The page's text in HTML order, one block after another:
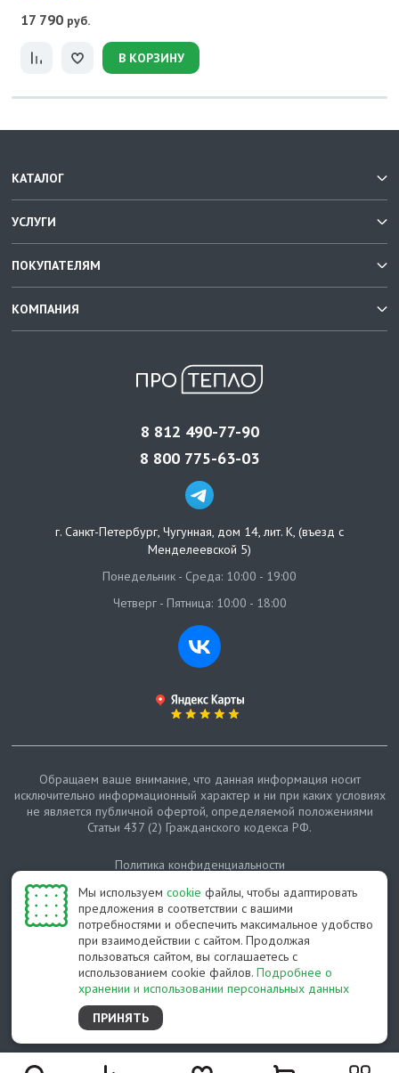
17 790 руб.
В КОРЗИНУ
Мы используем cookie файлы, чтобы адаптировать
предложения в соответствии с вашими
потребностями и обеспечить максимальное удобство
при взаимодействии с сайтом. Продолжая
пользоваться сайтом, вы соглашаетесь с
использованием cookie файлов. Подробнее о
хранении и использовании персональных данных
ПРИНЯТЬ
КАТАЛОГ
УСЛУГИ
ПОКУПАТЕЛЯМ
КОМПАНИЯ
8 812 490-77-90
8 800 775-63-03
г. Санкт-Петербург, Чугунная, дом 14, лит. К, (въезд с
Менделеевской 5)
Понедельник - Среда: 10:00 - 19:00
Четверг - Пятница: 10:00 - 18:00
© Протепло-СПб, 2011-2026
Обращаем ваше внимание, что данная информация носит
исключительно информационный характер и ни при каких условиях
не является публичной офертой, определяемой положениями
Статьи 437 (2) Гражданского кодекса РФ.
Политика конфиденциальности
Карта сайта
Разработано студией Feel Good St